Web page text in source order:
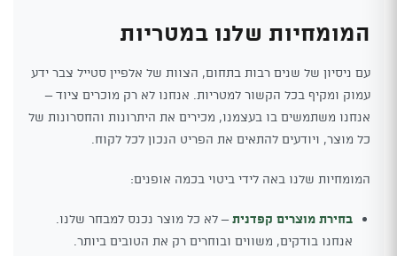
המומחיות שלנו במטריות
עם ניסיון של שנים רבות בתחום, הצוות של אלפיין סטייל צבר ידע
עמוק ומקיף בכל הקשור למטריות. אנחנו לא רק מוכרים ציוד –
אנחנו משתמשים בו בעצמנו, מכירים את היתרונות והחסרונות של
כל מוצר, ויודעים להתאים את הפריט הנכון לכל לקוח.
המומחיות שלנו באה לידי ביטוי בכמה אופנים:
בחירת מוצרים קפדנית– לא כל מוצר נכנס למבחר שלנו.
אנחנו בודקים, משווים ובוחרים רק את הטובים ביותר.